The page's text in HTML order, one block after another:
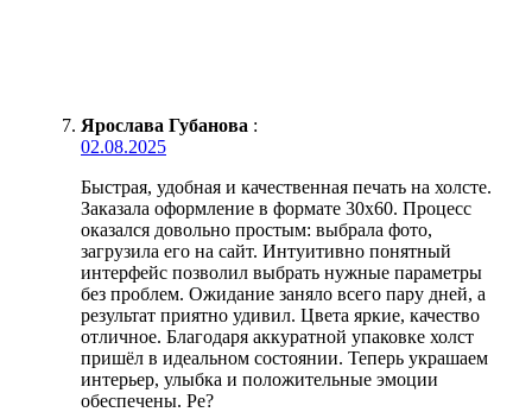
Ярослава Губанова :
02.08.2025
Быстрая, удобная и качественная печать на холсте.
Заказала оформление в формате 30х60. Процесс
оказался довольно простым: выбрала фото,
загрузила его на сайт. Интуитивно понятный
интерфейс позволил выбрать нужные параметры
без проблем. Ожидание заняло всего пару дней, а
результат приятно удивил. Цвета яркие, качество
отличное. Благодаря аккуратной упаковке холст
пришёл в идеальном состоянии. Теперь украшаем
интерьер, улыбка и положительные эмоции
обеспечены. Ре?